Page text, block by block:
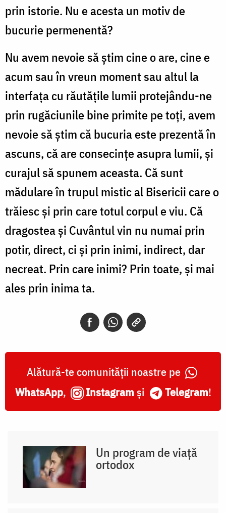
prin istorie. Nu e acesta un motiv de
bucurie permenentă?
Nu avem nevoie să știm cine o are, cine e
acum sau în vreun moment sau altul la
interfața cu răutățile lumii protejându-ne
prin rugăciunile bine primite pe toți, avem
nevoie să știm că bucuria este prezentă în
ascuns, că are consecințe asupra lumii, și
curajul să spunem aceasta. Că sunt
mădulare în trupul mistic al Bisericii care o
trăiesc și prin care totul corpul e viu. Că
dragostea și Cuvântul vin nu numai prin
potir, direct, ci și prin inimi, indirect, dar
necreat. Prin care inimi? Prin toate, și mai
ales prin inima ta.
Alătură-te comunității noastre pe
WhatsApp, Instagram și Telegram!
Un program de viață
ortodox